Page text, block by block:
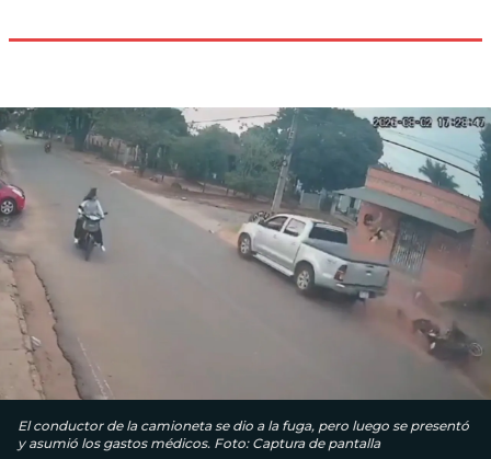
El conductor de la camioneta se dio a la fuga, pero luego se presentó
y asumió los gastos médicos. Foto: Captura de pantalla